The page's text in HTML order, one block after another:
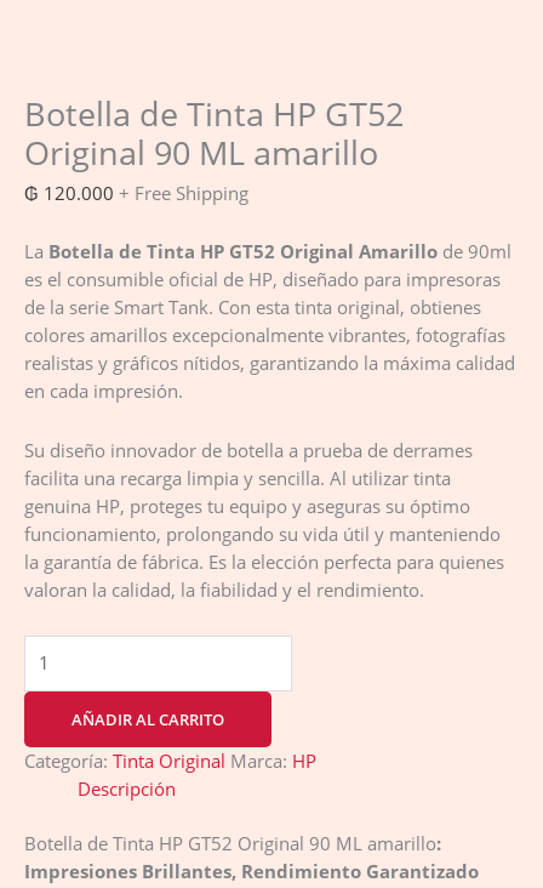
Botella de Tinta HP GT52
Original 90 ML amarillo
₲ 120.000 + Free Shipping
La Botella de Tinta HP GT52 Original Amarillo de 90ml
es el consumible oficial de HP, diseñado para impresoras
de la serie Smart Tank. Con esta tinta original, obtienes
colores amarillos excepcionalmente vibrantes, fotografías
realistas y gráficos nítidos, garantizando la máxima calidad
en cada impresión.
Su diseño innovador de botella a prueba de derrames
facilita una recarga limpia y sencilla. Al utilizar tinta
genuina HP, proteges tu equipo y aseguras su óptimo
funcionamiento, prolongando su vida útil y manteniendo
la garantía de fábrica. Es la elección perfecta para quienes
valoran la calidad, la fiabilidad y el rendimiento.
AÑADIR AL CARRITO
Categoría: Tinta Original Marca: HP
Descripción
Botella de Tinta HP GT52 Original 90 ML amarillo:
Impresiones Brillantes, Rendimiento Garantizado